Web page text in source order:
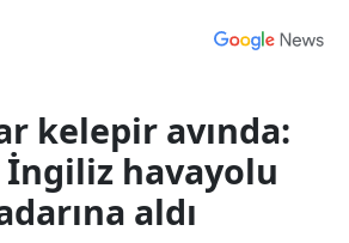
kelepir avında:
İngiliz havayolu
aldı